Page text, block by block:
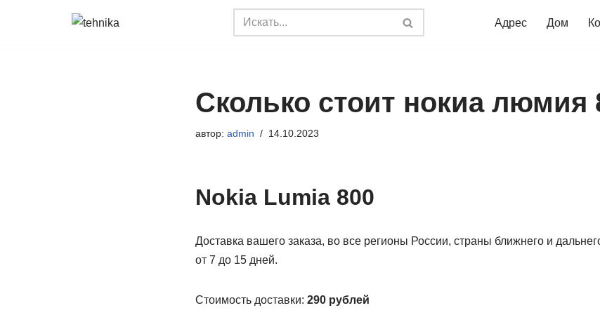
Адрес Дом
Сколько стоит нокиа люмия
автор: admin 14.10.2023
Nokia Lumia 800
Доставка вашего заказа, во все регионы России, страны ближнего и
от 7 до 15 дней.
Стоимость доставки: 290 рублей